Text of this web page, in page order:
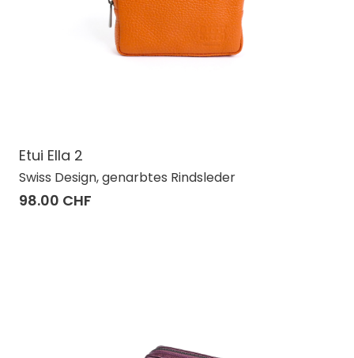
Etui Ella 2
Swiss Design, genarbtes Rindsleder
98.00 CHF